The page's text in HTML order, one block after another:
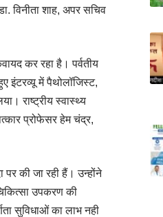
विनीता शाह, अपर सचिव
कर रहा है। पर्वतीय
इंटरव्यू में पैथोलॉजिस्ट,
राष्ट्रीय स्वास्थ्य
प्रोफेसर हेम चंद्र,
पर की जा रही हैं। उन्होंने
उपकरण की
सुविधाओं का लाभ नही